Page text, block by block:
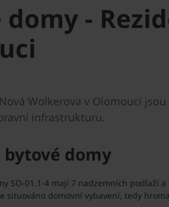
domy -
Wolkerova v Olomouci
infrastrukturu.
bytové domy
SO-01.1-4 mají 7 nadzemních
situováno domovní vybavení, tedy